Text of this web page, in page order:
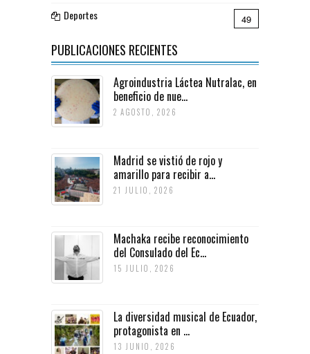
Deportes 49
PUBLICACIONES RECIENTES
Agroindustria Láctea Nutralac, en
beneficio de nue...
2 AGOSTO, 2026
Madrid se vistió de rojo y
amarillo para recibir a...
21 JULIO, 2026
Machaka recibe reconocimiento
del Consulado del Ec...
15 JULIO, 2026
La diversidad musical de Ecuador,
protagonista en ...
13 JUNIO, 2026